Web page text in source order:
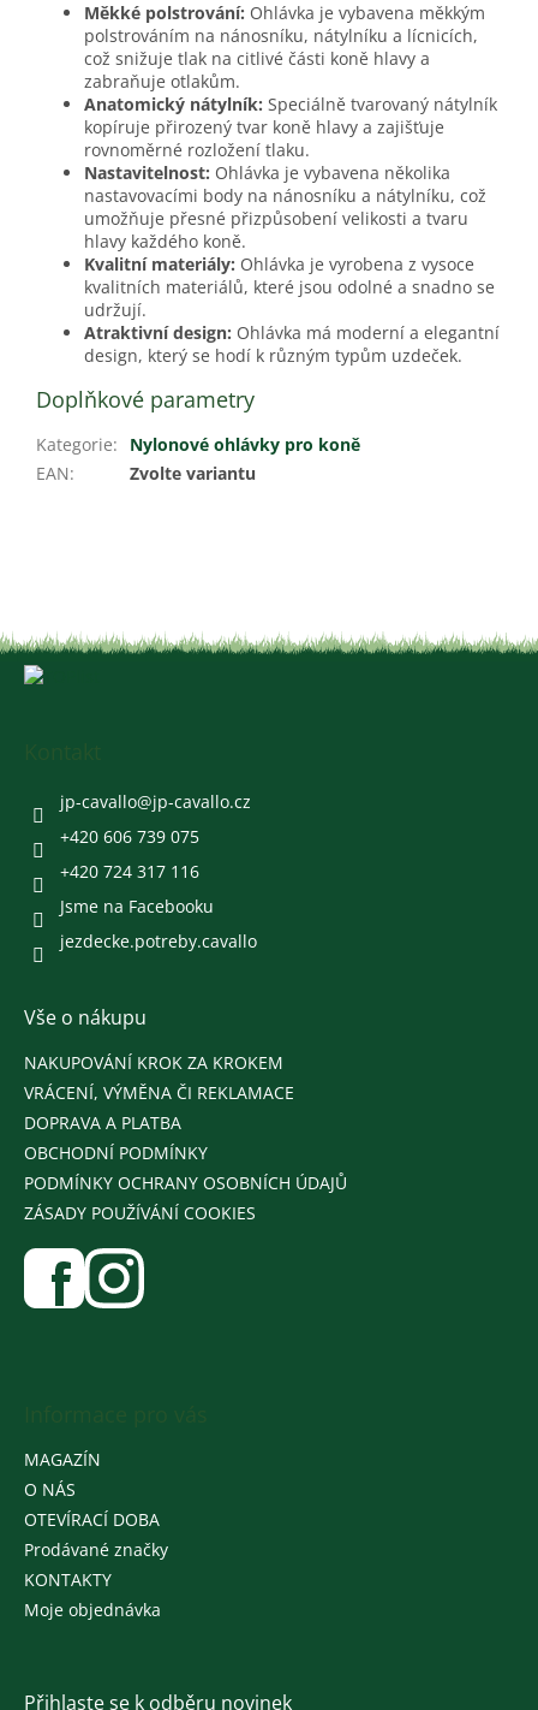
Měkké polstrování: Ohlávka je vybavena měkkým
polstrováním na nánosníku, nátylníku a lícnicích,
což snižuje tlak na citlivé části koně hlavy a
zabraňuje otlakům.
Anatomický nátylník: Speciálně tvarovaný nátylník
kopíruje přirozený tvar koně hlavy a zajišťuje
rovnoměrné rozložení tlaku.
Nastavitelnost: Ohlávka je vybavena několika
nastavovacími body na nánosníku a nátylníku, což
umožňuje přesné přizpůsobení velikosti a tvaru
hlavy každého koně.
Kvalitní materiály: Ohlávka je vyrobena z vysoce
kvalitních materiálů, které jsou odolné a snadno se
udržují.
Atraktivní design: Ohlávka má moderní a elegantní
design, který se hodí k různým typům uzdeček.
Doplňkové parametry
Kategorie:
Nylonové ohlávky pro koně
EAN: Zvolte variantu
jp-cavallo@jp-cavallo.cz
+420 606 739 075
+420 724 317 116
Jsme na Facebooku
jezdecke.potreby.cavallo
Vše o nákupu
NAKUPOVÁNÍ KROK ZA KROKEM
VRÁCENÍ, VÝMĚNA ČI REKLAMACE
DOPRAVA A PLATBA
OBCHODNÍ PODMÍNKY
PODMÍNKY OCHRANY OSOBNÍCH ÚDAJŮ
ZÁSADY POUŽÍVÁNÍ COOKIES
MAGAZÍN
O NÁS
OTEVÍRACÍ DOBA
Prodávané značky
KONTAKTY
Moje objednávka
Přihlaste se k odběru novinek